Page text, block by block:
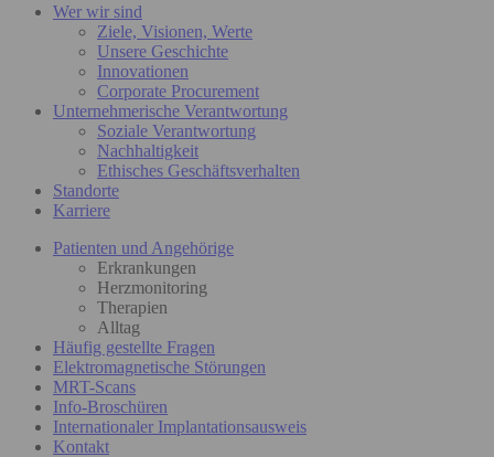
Wer wir sind
Ziele, Visionen, Werte
Unsere Geschichte
Innovationen
Corporate Procurement
Unternehmerische Verantwortung
Soziale Verantwortung
Nachhaltigkeit
Ethisches Geschäftsverhalten
Standorte
Karriere
Patienten und Angehörige
Erkrankungen
Herzmonitoring
Therapien
Alltag
Häufig gestellte Fragen
Elektromagnetische Störungen
MRT-Scans
Info-Broschüren
Internationaler Implantationsausweis
Kontakt